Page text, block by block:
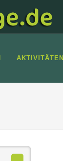
AKTIVITÄTEN